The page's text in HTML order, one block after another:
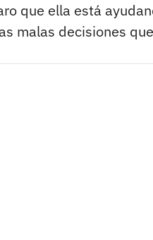
que ella está
malas decisiones